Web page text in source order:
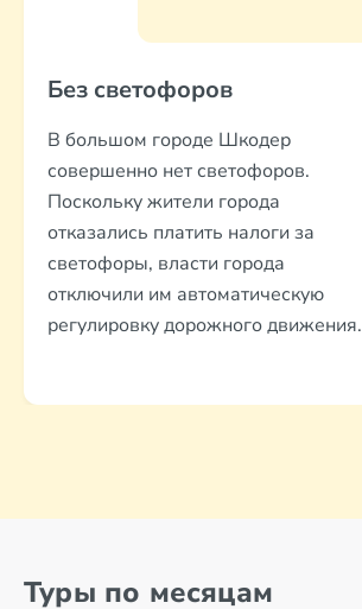
Без светофоров
В большом городе Шкодер
совершенно нет светофоров.
Поскольку жители города
отказались платить налоги за
светофоры, власти города
отключили им автоматическую
регулировку дорожного движения.
Туры по месяцам